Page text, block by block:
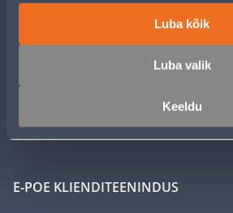
Luba kõik
Luba valik
Keeldu
TEENUSED
MEISTRIKLUBI
ETTEVÕTTEST
E-POE KLIENDITEENINDUS